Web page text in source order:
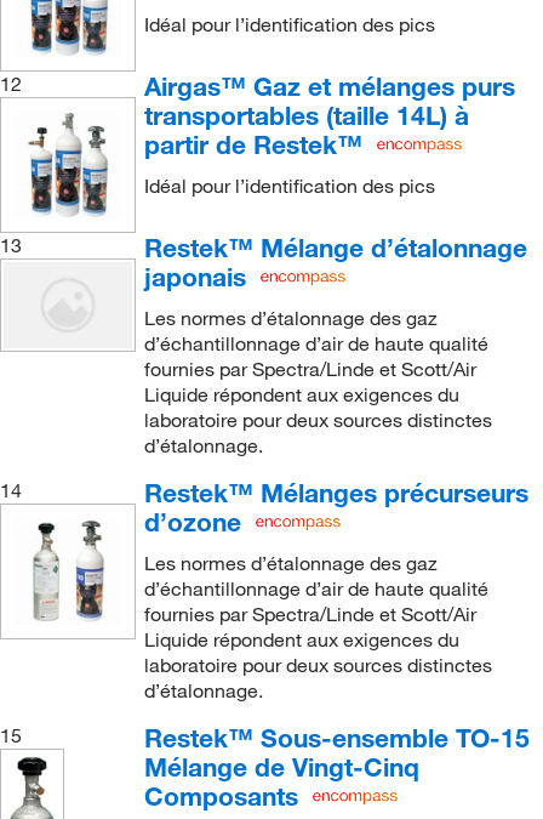
Idéal pour l’identification des pics
12
Airgas™ Gaz et mélanges purs
transportables (taille 14L) à
partir de Restek™
Idéal pour l’identification des pics
13
Restek™ Mélange d’étalonnage
japonais
Les normes d’étalonnage des gaz
d’échantillonnage d’air de haute qualité
fournies par Spectra/Linde et Scott/Air
Liquide répondent aux exigences du
laboratoire pour deux sources distinctes
d’étalonnage.
14
Restek™ Mélanges précurseurs
d’ozone
Les normes d’étalonnage des gaz
d’échantillonnage d’air de haute qualité
fournies par Spectra/Linde et Scott/Air
Liquide répondent aux exigences du
laboratoire pour deux sources distinctes
d’étalonnage.
15
Restek™ Sous-ensemble TO-15
Mélange de Vingt-Cinq
Composants